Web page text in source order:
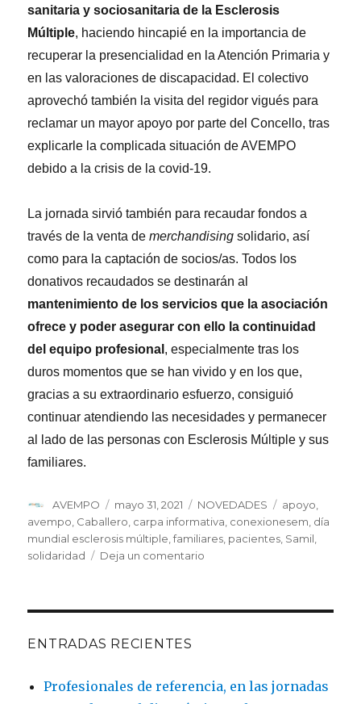
sanitaria y sociosanitaria de la Esclerosis
Múltiple, haciendo hincapié en la importancia de
recuperar la presencialidad en la Atención Primaria y
en las valoraciones de discapacidad. El colectivo
aprovechó también la visita del regidor vigués para
reclamar un mayor apoyo por parte del Concello, tras
explicarle la complicada situación de AVEMPO
debido a la crisis de la covid-19.
La jornada sirvió también para recaudar fondos a
través de la venta demerchandising solidario, así
como para la captación de socios/as. Todos los
donativos recaudados se destinarán al
mantenimiento de los servicios que la asociación
ofrece y poder asegurar con ello la continuidad
del equipo profesional , especialmente tras los
duros momentos que se han vivido y en los que,
gracias a su extraordinario esfuerzo, consiguió
continuar atendiendo las necesidades y permanecer
al lado de las personas con Esclerosis Múltiple y sus
familiares.
Autor
AVEMPO
Publicado
el
mayo 31, 2021 Categorías
NOVEDADES Etiquetas
apoyo
avempo Caballero carpa informativa conexionesem día
mundial esclerosis múltiple ,familiares pacientes Samil
solidaridad
Deja un comentario
Día
ENTRADAS RECIENTES
Profesionales de referencia, en las jornadas